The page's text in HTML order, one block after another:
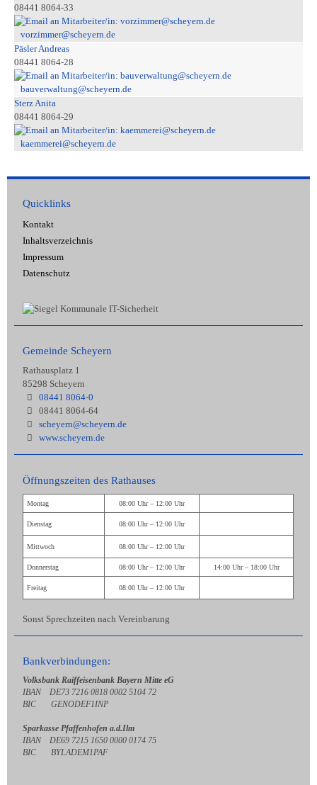
08441 8064-33
vorzimmer@scheyern.de
Päsler Andreas
08441 8064-28
bauverwaltung@scheyern.de
Sterz Anita
08441 8064-29
kaemmerei@scheyern.de
Quicklinks
Kontakt
Inhaltsverzeichnis
Impressum
Datenschutz
Gemeinde Scheyern
Rathausplatz 1
85298 Scheyern
08441 8064-0
08441 8064-64
scheyern@scheyern.de
www.scheyern.de
Öffnungszeiten des Rathauses
Montag 08:00 Uhr – 12:00 Uhr
Dienstag 08:00 Uhr – 12:00 Uhr
Mittwoch 08:00 Uhr – 12:00 Uhr
Donnerstag 08:00 Uhr – 12:00 Uhr 14:00 Uhr – 18:00 Uhr
Freitag 08:00 Uhr – 12:00 Uhr
Sonst Sprechzeiten nach Vereinbarung
Bankverbindungen:
Volksbank Raiffeisenbank Bayern Mitte eG
IBAN DE73 7216 0818 0002 5104 72
BIC GENODEF1INP
Sparkasse Pfaffenhofen a.d.Ilm
IBAN DE69 7215 1650 0000 0174 75
BIC BYLADEM1PAF